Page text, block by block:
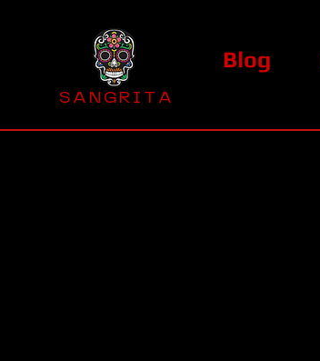
Blog
S A N G R I T A